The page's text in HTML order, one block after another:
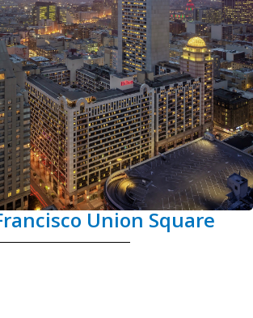
Union Square